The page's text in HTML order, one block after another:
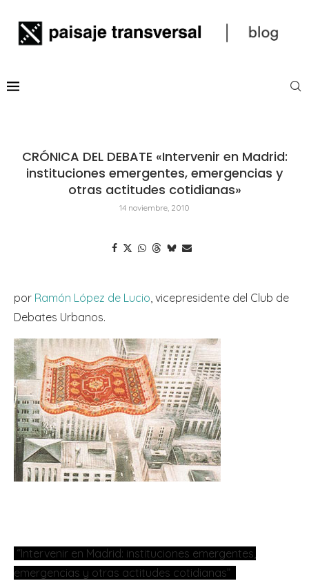
CRÓNICA DEL DEBATE «Intervenir en Madrid:
instituciones emergentes, emergencias y
otras actitudes cotidianas»
14 noviembre, 2010
por Ramón López de Lucio , vicepresidente del Club de
Debates Urbanos.
“Intervenir en Madrid: instituciones emergentes,
emergencias y otras actitudes cotidianas”